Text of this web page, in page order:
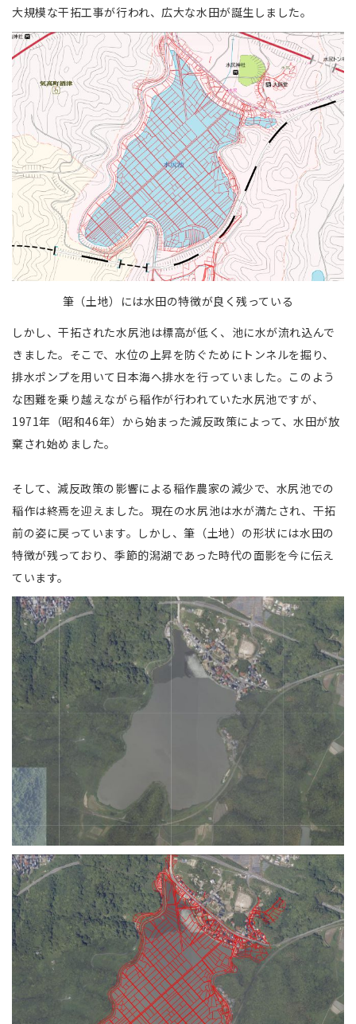
大規模な干拓工事が行われ、広大な水田が誕生しました。
筆（土地）には水田の特徴が良く残っている
しかし、干拓された水尻池は標高が低く、池に水が流れ込んで
きました。そこで、水位の上昇を防ぐためにトンネルを掘り、
排水ポンプを用いて日本海へ排水を行っていました。このよう
な困難を乗り越えながら稲作が行われていた水尻池ですが、
1971年（昭和46年）から始まった減反政策によって、水田が放
棄され始めました。
そして、減反政策の影響による稲作農家の減少で、水尻池での
稲作は終焉を迎えました。現在の水尻池は水が満たされ、干拓
前の姿に戻っています。しかし、筆（土地）の形状には水田の
特徴が残っており、季節的潟湖であった時代の面影を今に伝え
ています。